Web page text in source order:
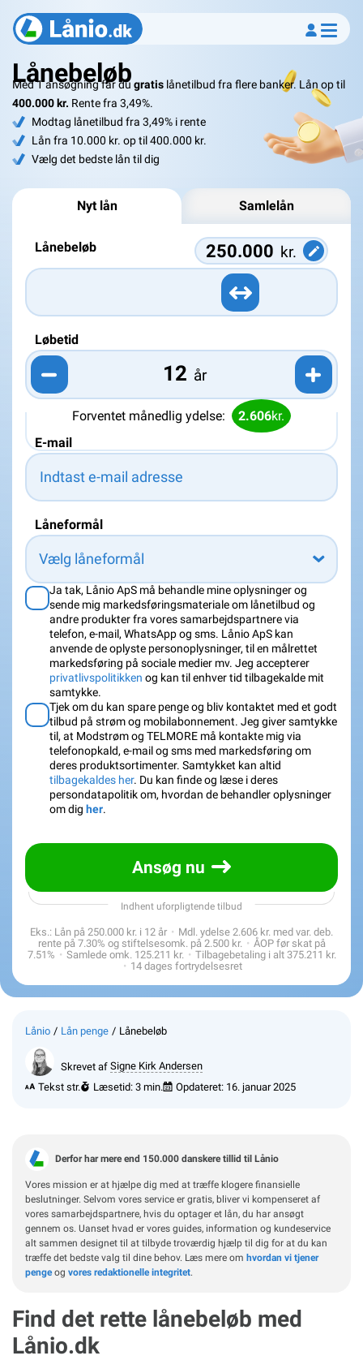
Lånebeløb
Med 1 ansøgning får du gratis lånetilbud fra flere banker. Lån op til
400.000 kr. Rente fra 3,49%.
Modtag lånetilbud fra 3,49% i rente
Lån fra 10.000 kr. op til 400.000 kr.
Vælg det bedste lån til dig
Nyt lån Samlelån
Lånebeløb kr.
Løbetid
år
Forventet månedlig ydelse: 2.606kr.
E-mail
Låneformål
Vælg låneformål
Ja tak, Lånio ApS må behandle mine oplysninger og
sende mig markedsføringsmateriale om lånetilbud og
andre produkter fra vores samarbejdspartnere via
telefon, e-mail, WhatsApp og sms. Lånio ApS kan
anvende de oplyste personoplysninger, til en målrettet
markedsføring på sociale medier mv. Jeg accepterer
privatlivspolitikken og kan til enhver tid tilbagekalde mit
samtykke.
Tjek om du kan spare penge og bliv kontaktet med et godt
tilbud på strøm og mobilabonnement. Jeg giver samtykke
til, at Modstrøm og TELMORE må kontakte mig via
telefonopkald, e-mail og sms med markedsføring om
deres produktsortimenter. Samtykket kan altid
tilbagekaldes her. Du kan finde og læse i deres
persondatapolitik om, hvordan de behandler oplysninger
om dig her.
Ansøg nu
Indhent uforpligtende tilbud
Eks.: Lån på 250.000 kr. i 12 år Mdl. ydelse 2.606 kr. med var. deb.
rente på 7.30% og stiftelsesomk. på 2.500 kr.
ÅOP før skat på
7.51% Samlede omk. 125.211 kr. Tilbagebetaling i alt 375.211 kr.
14 dages fortrydelsesret
Lånio Lån penge Lånebeløb
Tekst str. Læsetid: 3 min. Opdateret: 16. januar 2025
Skrevet af Signe Kirk Andersen
Derfor har mere end 150.000 danskere tillid til Lånio
Vores mission er at hjælpe dig med at træffe klogere finansielle
beslutninger. Selvom vores service er gratis, bliver vi kompenseret af
vores samarbejdspartnere, hvis du optager et lån, du har ansøgt
gennem os. Uanset hvad er vores guides, information og kundeservice
alt sammen designet til at tilbyde troværdig hjælp til dig for at du kan
træffe det bedste valg til dine behov. Læs mere om hvordan vi tjener
pengeog vores redaktionelle integritet
Find det rette lånebeløb med
Lånio.dk